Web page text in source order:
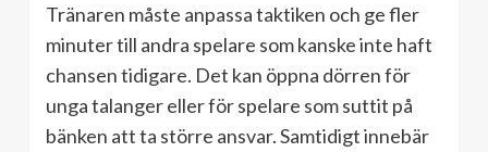
Tränaren måste anpassa taktiken och ge fler
minuter till andra spelare som kanske inte haft
chansen tidigare. Det kan öppna dörren för
unga talanger eller för spelare som suttit på
bänken att ta större ansvar. Samtidigt innebär